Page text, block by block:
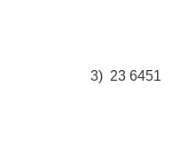
3) 23 6451